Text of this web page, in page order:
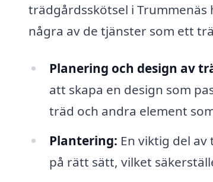
trädgårdsskötsel i
några av de tjänster som ett
Planering och design av
att skapa en design som
träd och andra element
Plantering: En viktig del
på rätt sätt, vilket